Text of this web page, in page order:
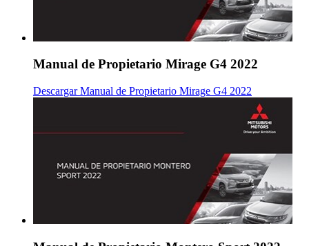
Manual de Propietario Mirage G4 2022
Descargar Manual de Propietario Mirage G4 2022